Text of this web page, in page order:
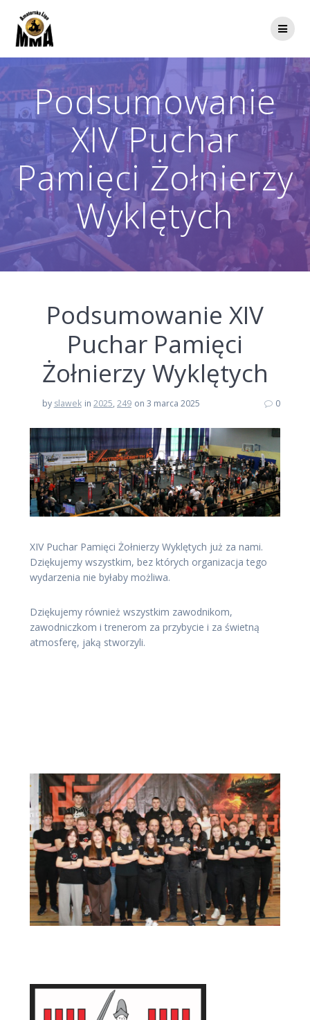
Podsumowanie
XIV Puchar
Pamięci Żołnierzy
Wyklętych
Podsumowanie XIV
Puchar Pamięci
Żołnierzy Wyklętych
by slawek in 2025, 249 on 3 marca 2025 0
XIV Puchar Pamięci Żołnierzy Wyklętych już za nami.
Dziękujemy wszystkim, bez których organizacja tego
wydarzenia nie byłaby możliwa.
Dziękujemy również wszystkim zawodnikom,
zawodniczkom i trenerom za przybycie i za świetną
atmosferę, jaką stworzyli.